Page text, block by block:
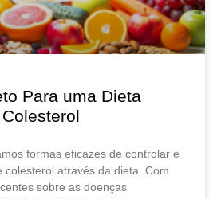
Para uma Dieta
formas eficazes de controlar e
colesterol através da dieta. Com
sobre as doenças